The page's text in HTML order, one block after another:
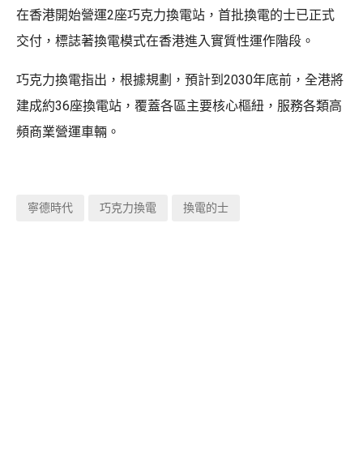
在香港開始營運2座巧克力換電站，首批換電的士已正式
交付，標誌著換電模式在香港進入實質性運作階段。
巧克力換電指出，根據規劃，預計到2030年底前，全港將
建成約36座換電站，覆蓋各區主要核心樞紐，服務各類高
頻商業營運車輛。
寧德時代 巧克力換電 換電的士